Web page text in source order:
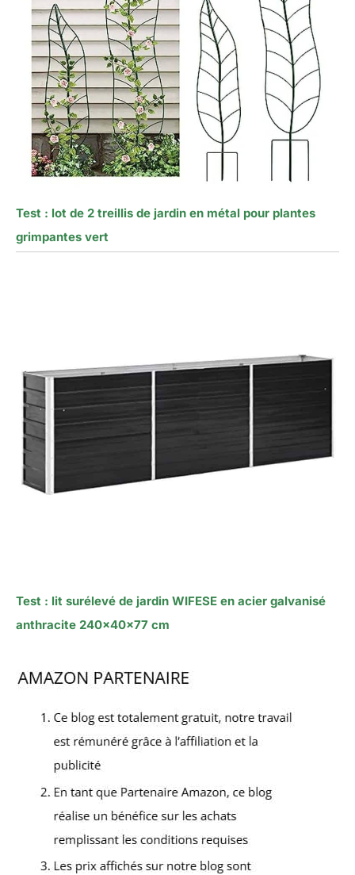
Test : lot de 2 treillis de jardin en métal pour plantes
grimpantes vert
Test : lit surélevé de jardin WIFESE en acier galvanisé
anthracite 240x40x77 cm